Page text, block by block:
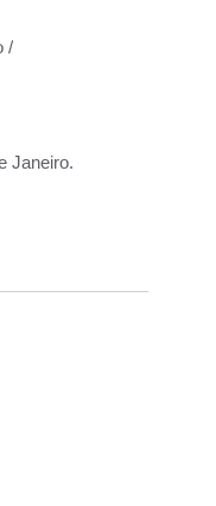
/
Janeiro.